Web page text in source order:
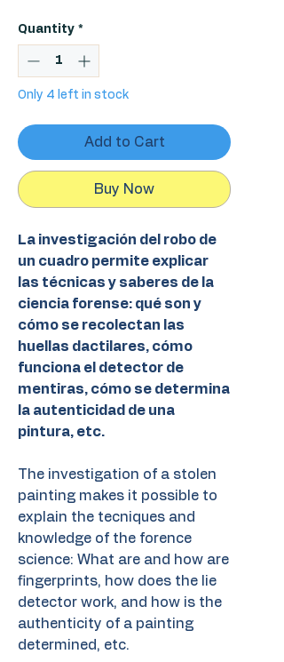
Quantity *
Only 4 left in stock
Add to Cart
Buy Now
La investigación del robo de
un cuadro permite explicar
las técnicas y saberes de la
ciencia forense: qué son y
cómo se recolectan las
huellas dactilares, cómo
funciona el detector de
mentiras, cómo se determina
la autenticidad de una
pintura, etc.
The investigation of a stolen
painting makes it possible to
explain the tecniques and
knowledge of the forence
science: What are and how are
fingerprints, how does the lie
detector work, and how is the
authenticity of a painting
determined, etc.